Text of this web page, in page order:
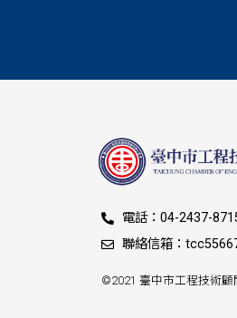
電話：04-2437-
聯絡信箱：
©2021 臺中市工程技術顧